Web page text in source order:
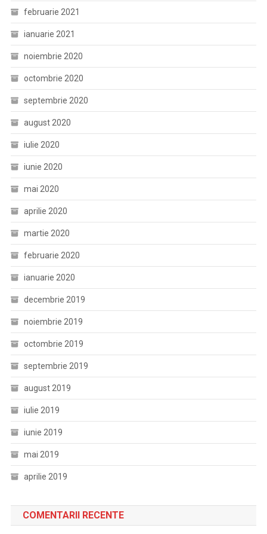
februarie 2021
ianuarie 2021
noiembrie 2020
octombrie 2020
septembrie 2020
august 2020
iulie 2020
iunie 2020
mai 2020
aprilie 2020
martie 2020
februarie 2020
ianuarie 2020
decembrie 2019
noiembrie 2019
octombrie 2019
septembrie 2019
august 2019
iulie 2019
iunie 2019
mai 2019
aprilie 2019
COMENTARII RECENTE